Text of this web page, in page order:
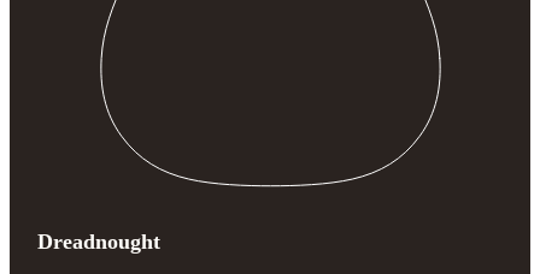
Dreadnought